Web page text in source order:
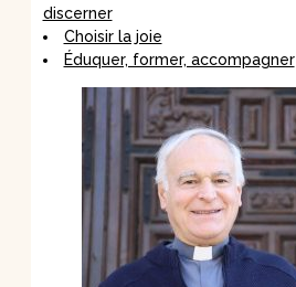
discerner
Choisir la joie
Éduquer, former, accompagner